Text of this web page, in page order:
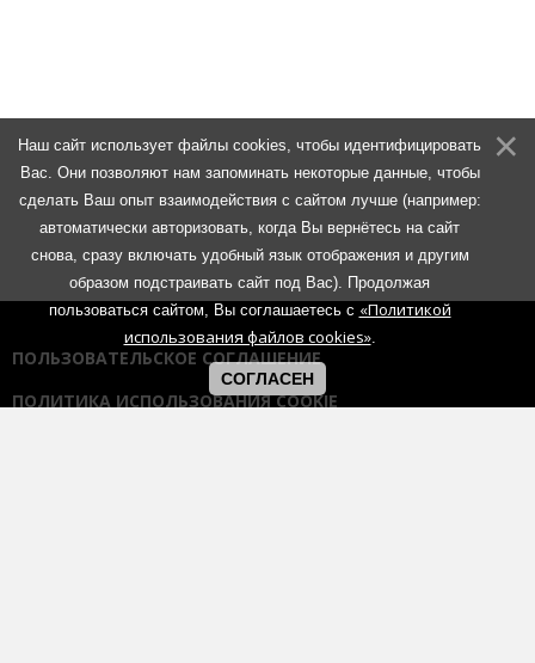
ПОЛЬЗОВАТЕЛЬСКОЕ СОГЛАШЕНИЕ
ПОЛИТИКА ИСПОЛЬЗОВАНИЯ COOKIE
Наш сайт использует файлы cookies, чтобы идентифицировать
Вас. Они позволяют нам запоминать некоторые данные, чтобы
сделать Ваш опыт взаимодействия с сайтом лучше (например:
автоматически авторизовать, когда Вы вернётесь на сайт
снова, сразу включать удобный язык отображения и другим
образом подстраивать сайт под Вас). Продолжая
пользоваться сайтом, Вы соглашаетесь с «Политикой
использования файлов cookies».
СОГЛАСЕН